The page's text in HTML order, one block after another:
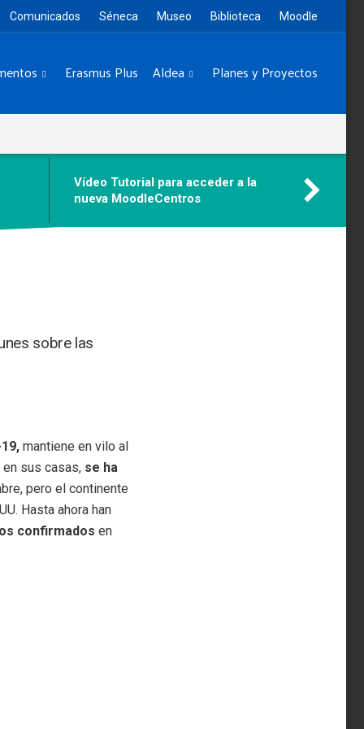
Comunicados Séneca Museo Biblioteca Moodle
Erasmus Plus Aldea Planes y Proyectos
Vídeo Tutorial para acceder a la
nueva MoodleCentros
sobre las
mantiene en vilo al
sus casas, se ha
pero el continente
Hasta ahora han
confirmados en